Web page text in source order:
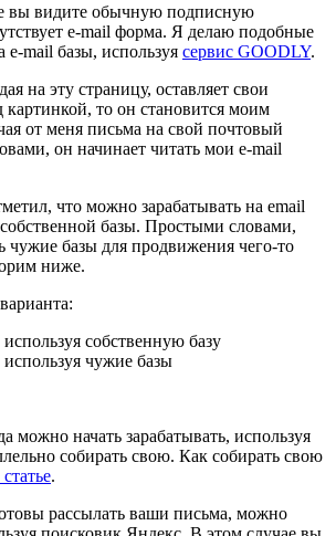
вы видите обычную подписную
e-mail форма. Я делаю подобные
e-mail базы, используя сервис GOODLY.
на эту страницу, оставляет свои
то он становится моим
от меня письма на свой почтовый
он начинает читать мои e-mail
что можно зарабатывать на email
базы. Простыми словами,
чужие базы для продвижения чего-то
ниже.
используя собственную базу
используя чужие базы
можно начать зарабатывать, используя
собирать свою. Как собирать свою
.
рассылать ваши письма, можно